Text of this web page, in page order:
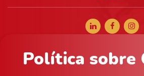
Política sobre
+34 965 056